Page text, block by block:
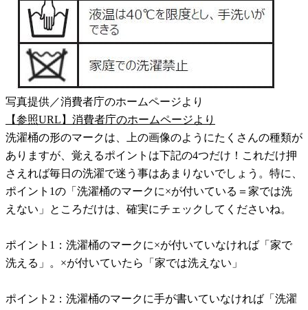
写真提供／消費者庁のホームページより
【参照URL】消費者庁のホームページより
洗濯桶の形のマークは、上の画像のようにたくさんの種類が
ありますが、覚えるポイントは下記の4つだけ！これだけ押
さえれば毎日の洗濯で迷う事はあまりないでしょう。特に、
ポイント1の「洗濯桶のマークに×が付いている＝家では洗
えない」ところだけは、確実にチェックしてくださいね。
ポイント1：洗濯桶のマークに×が付いていなければ「家で
洗える」。×が付いていたら「家では洗えない」
ポイント2：洗濯桶のマークに手が書いていなければ「洗濯